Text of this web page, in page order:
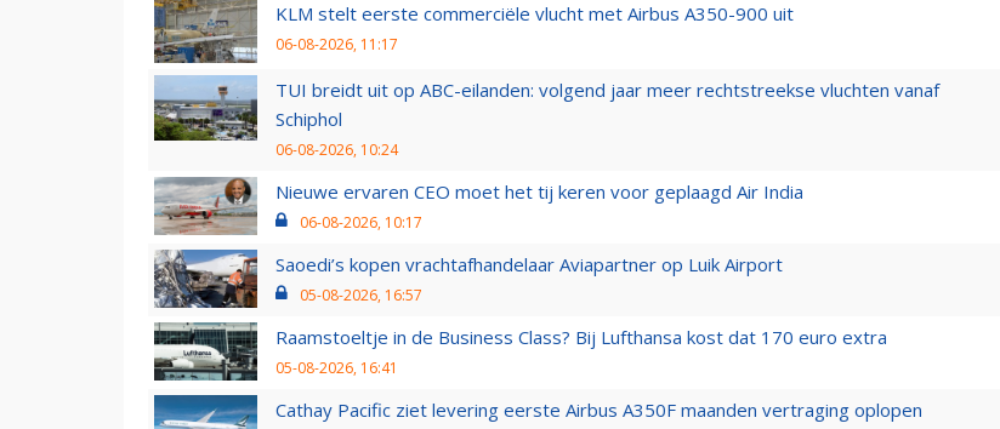
KLM stelt eerste commerciële vlucht met Airbus A350-900 uit
06-08-2026, 11:17
TUI breidt uit op ABC-eilanden: volgend jaar meer rechtstreekse vluchten vanaf
Schiphol
06-08-2026, 10:24
Nieuwe ervaren CEO moet het tij keren voor geplaagd Air India
06-08-2026, 10:17
Saoedi’s kopen vrachtafhandelaar Aviapartner op Luik Airport
05-08-2026, 16:57
Raamstoeltje in de Business Class? Bij Lufthansa kost dat 170 euro extra
05-08-2026, 16:41
Cathay Pacific ziet levering eerste Airbus A350F maanden vertraging oplopen